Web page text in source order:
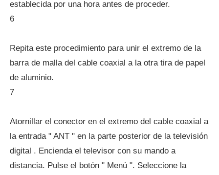
establecida por una hora antes de proceder.
6
Repita este procedimiento para unir el extremo de la
barra de malla del cable coaxial a la otra tira de papel
de aluminio.
7
Atornillar el conector en el extremo del cable coaxial a
la entrada " ANT " en la parte posterior de la televisión
digital . Encienda el televisor con su mando a
distancia. Pulse el botón " Menú ". Seleccione la